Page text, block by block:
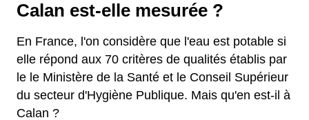
Calan est-elle mesurée ?
En France, l'on considère que l'eau est potable si
elle répond aux 70 critères de qualités établis par
le le Ministère de la Santé et le Conseil Supérieur
du secteur d'Hygiène Publique. Mais qu'en est-il à
Calan ?